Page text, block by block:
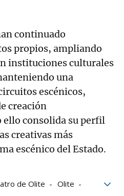
continuado
propios, ampliando
instituciones culturales
una
escénicos,
creación
ello consolida su perfil
creativas más
escénico del Estado.
de Olite
Olite